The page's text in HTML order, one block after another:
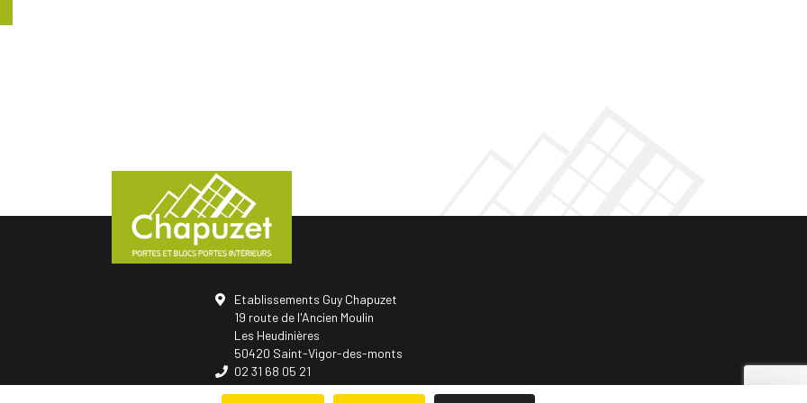
Etablissements Guy Chapuzet
19 route de l'Ancien Moulin
Les Heudinières
50420 Saint-Vigor-des-monts
02 31 68 05 21